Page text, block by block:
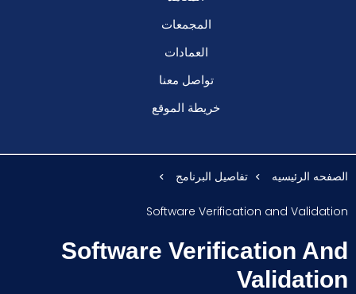
المجمعات
العمادات
تواصل معنا
خريطة الموقع
الصفحه الرئيسيه تفاصيل البرنامج
Software Verification and Validation
Software Verification And
Validation